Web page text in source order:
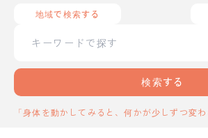
地域で検索する
検索する
「身体を動かしてみると、何かが少しずつ変わ